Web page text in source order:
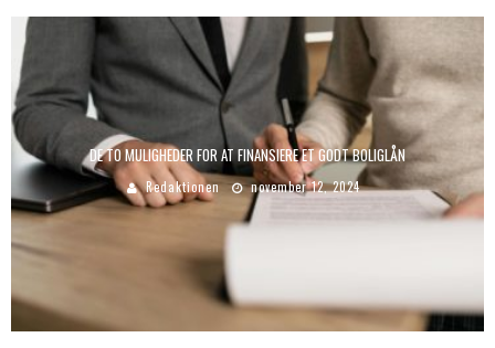
DE TO MULIGHEDER FOR AT FINANSIERE ET GODT BOLIGLÅN
Redaktionen november 12, 2024